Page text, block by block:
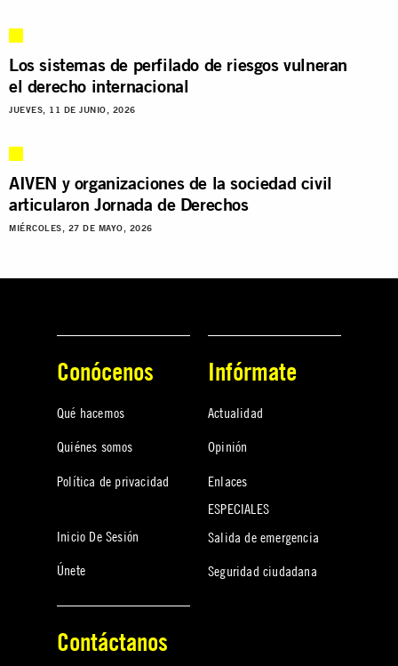
Los sistemas de perfilado de riesgos vulneran
el derecho internacional
JUEVES, 11 DE JUNIO, 2026
AIVEN y organizaciones de la sociedad civil
articularon Jornada de Derechos
MIÉRCOLES, 27 DE MAYO, 2026
Conócenos
Qué hacemos
Quiénes somos
Política de privacidad
Inicio De Sesión
Únete
Infórmate
Actualidad
Opinión
Enlaces
ESPECIALES
Salida de emergencia
Seguridad ciudadana
Contáctanos